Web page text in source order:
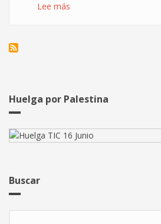
Lee más
de
Huelga por Palestina
Buscar